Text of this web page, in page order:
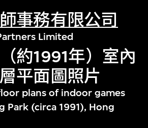
事務有限公司
Limited
約1991年）室內
平面圖照片
plans of indoor games
Park (circa 1991), Hong